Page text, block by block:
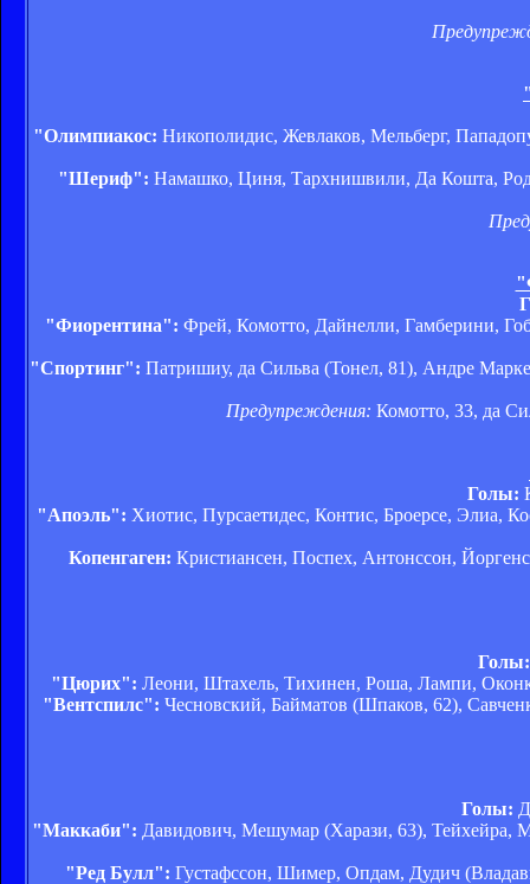
"Олимпиакос: Никополидис, Жевлаков, Мельберг,
"Шериф": Намашко, Циня, Тархнишвили, Да Кошта,
"Фиорентина": Фрей, Комотто, Дайнелли, Гамберини,
"Спортинг": Патришиу, да Сильва (Тонел, 81), Андре
Предупреждения: Комотто, 33, да
Голы:
"Апоэль": Хиотис, Пурсаетидес, Контис, Броерсе, Элиа,
Копенгаген: Кристиансен, Поспех, Антонссон,
Голы:
"Цюрих": Леони, Штахель, Тихинен, Роша, Лампи,
"Вентспилс": Чесновский, Байматов (Шпаков, 62),
Голы:
"Маккаби": Давидович, Мешумар (Харази, 63), Тейхейра,
"Ред Булл": Густафссон, Шимер, Опдам, Дудич